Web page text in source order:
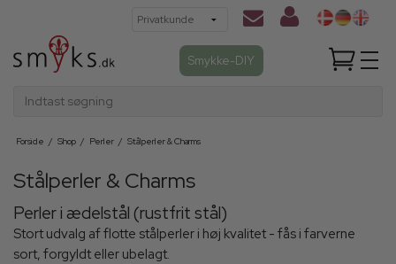
Smykke-DIY
Indtast søgning
Forside / Shop / Perler / Stålperler & Charms
Stålperler & Charms
Perler i ædelstål (rustfrit stål)
Stort udvalg af flotte stålperler i høj kvalitet - fås i farverne
sort, forgyldt eller ubelagt.